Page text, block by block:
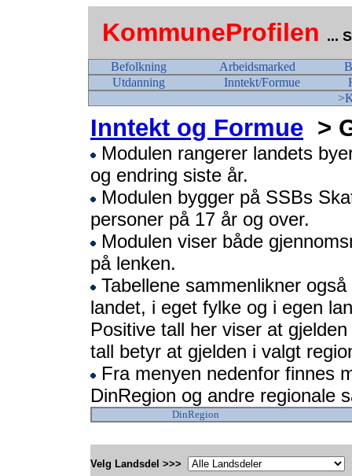
KommuneProfilen ...
Befolkning Arbeidsmarked
Utdanning
Inntekt/Formue
Inntekt og Formue >
Modulen rangerer landets
og endring siste år.
Modulen bygger på SSBs
personer på 17 år og over.
Modulen viser både
på lenken.
Tabellene sammenlikner
landet, i eget fylke og i egen
Positive tall her viser at
tall betyr at gjelden i valgt
Fra menyen nedenfor finnes
DinRegion og andre regionale
DinRegion
Velg Landsdel >>>